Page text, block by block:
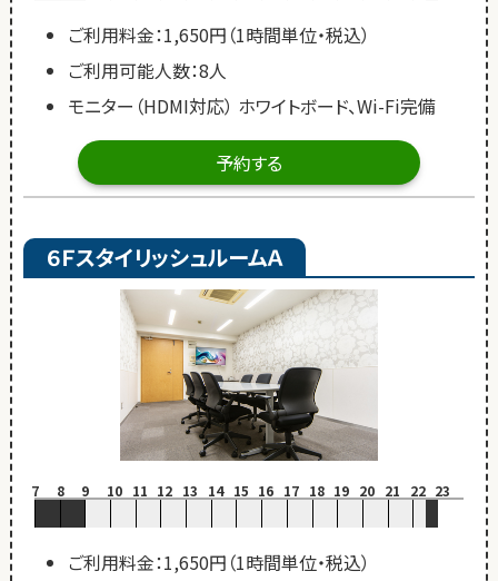
ご利用料金：1,650円（1時間単位・税込）
ご利用可能人数：8人
モニター（HDMI対応） ホワイトボード、Wi-Fi完備
予約する
６ＦスタイリッシュルームＡ
7 8 9 10 11 12 13 14 15 16 17 18 19 20 21 22 23
ご利用料金：1,650円（1時間単位・税込）